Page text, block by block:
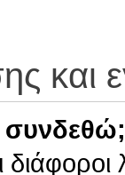
και
συνδεθώ;